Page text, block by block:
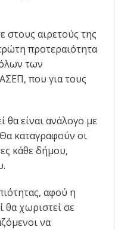
στους αιρετούς της
προτεραιότητα
των
που για τους
είναι ανάλογο με
καταγραφούν οι
κάθε δήμου,
αφού η
θα χωριστεί σε
να